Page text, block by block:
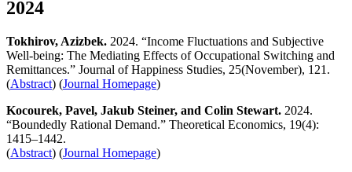
2024
Tokhirov, Azizbek. 2024. “Income Fluctuations and Subjective
Well-being: The Mediating Effects of Occupational Switching and
Remittances.” Journal of Happiness Studies, 25(November), 121.
(Abstract) (Journal Homepage)
Kocourek, Pavel, Jakub Steiner, and Colin Stewart. 2024.
“Boundedly Rational Demand.” Theoretical Economics, 19(4):
1415–1442.
(Abstract) (Journal Homepage)